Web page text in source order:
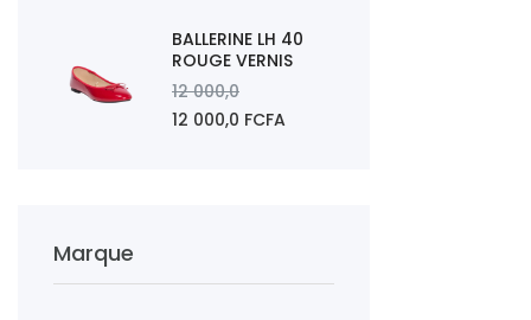
BALLERINE LH 40
ROUGE VERNIS
12 000,0
12 000,0 FCFA
Marque